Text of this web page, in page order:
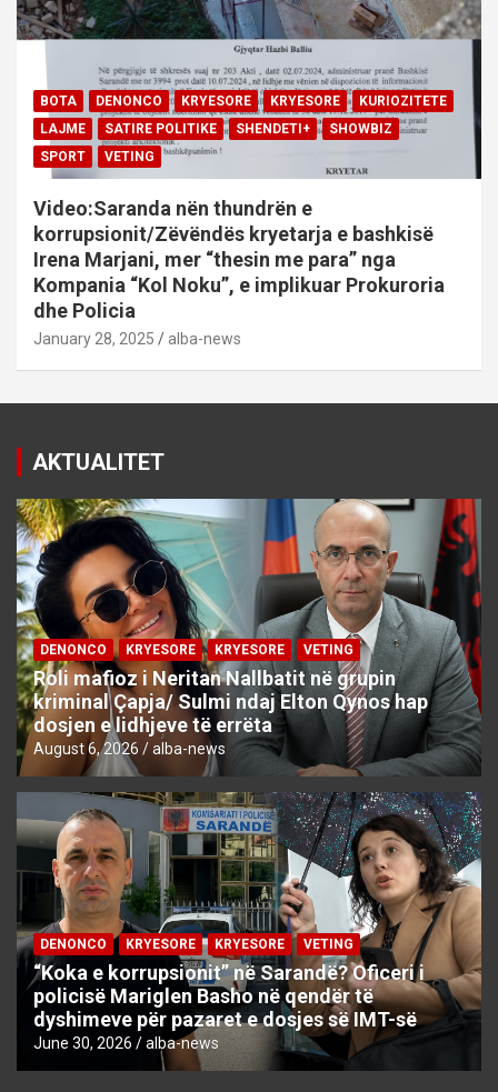
BOTA DENONCO KRYESORE KRYESORE
KURIOZITETE
LAJME
SATIRE POLITIKE SHENDETI+
SHOWBIZ
SPORT
VETING
Video:Saranda nën thundrën e
korrupsionit/Zëvëndës kryetarja e bashkisë
Irena Marjani, mer “thesin me para” nga
Kompania “Kol Noku”, e implikuar Prokuroria
dhe Policia
January 28, 2025 alba-news
AKTUALITET
DENONCO KRYESORE KRYESORE VETING
Roli mafioz i Neritan Nallbatit në grupin
kriminal Çapja/ Sulmi ndaj Elton Qynos hap
dosjen e lidhjeve të errëta
August 6, 2026 alba-news
DENONCO KRYESORE KRYESORE VETING
“Koka e korrupsionit” në Sarandë? Oficeri i
policisë Mariglen Basho në qendër të
dyshimeve për pazaret e dosjes së IMT-së
June 30, 2026 alba-news